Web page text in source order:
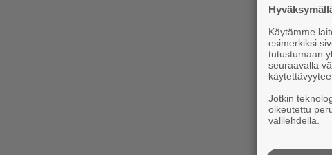
Käytämme
esimerkiksi
tutustumaan
seuraavalla
Jotkin
oikeutettu
välilehdellä.